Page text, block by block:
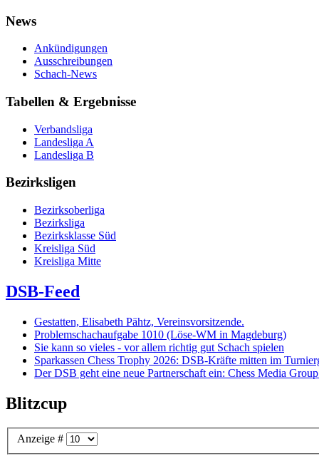
News
Ankündigungen
Ausschreibungen
Schach-News
Tabellen & Ergebnisse
Verbandsliga
Landesliga A
Landesliga B
Bezirksligen
Bezirksoberliga
Bezirksliga
Bezirksklasse Süd
Kreisliga Süd
Kreisliga Mitte
DSB-Feed
Gestatten, Elisabeth Pähtz, Vereinsvorsitzende.
Problemschachaufgabe 1010 (Löse-WM in Magdeburg)
Sie kann so vieles - vor allem richtig gut Schach spielen
Sparkassen Chess Trophy 2026: DSB-Kräfte mitten im
Der DSB geht eine neue Partnerschaft ein: Chess Media
Blitzcup
Anzeige #